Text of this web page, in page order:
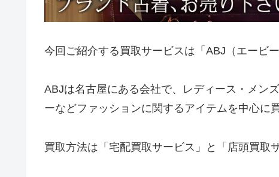
今回ご紹介する買取サービスは「ABJ（エービ
ABJは名古屋にある会社で、レディース・メン
ーなどファッションに関するアイテムを中心に
買取方法は「宅配買取サービス」と「店頭買取